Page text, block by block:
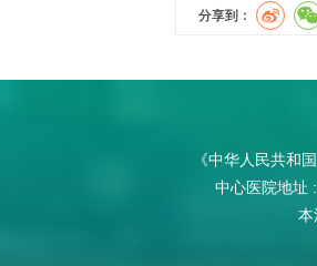
分享到：
《中华人民共和
中心医院地址